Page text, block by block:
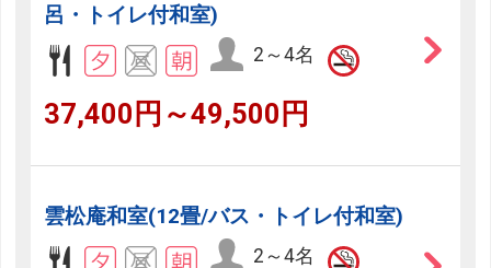
呂・トイレ付和室)
2～4名
37,400円～49,500円
雲松庵和室(12畳/バス・トイレ付和室)
2～4名